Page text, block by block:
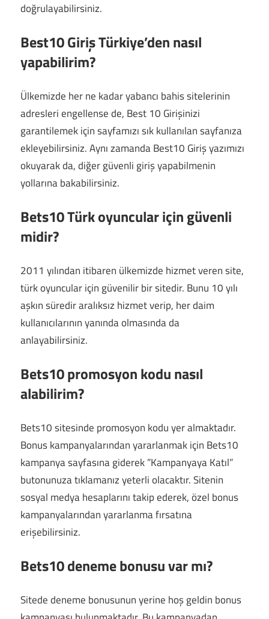
doğrulayabilirsiniz.
Best10 Giriş Türkiye’den nasıl
yapabilirim?
Ülkemizde her ne kadar yabancı bahis sitelerinin
adresleri engellense de, Best 10 Girişinizi
garantilemek için sayfamızı sık kullanılan sayfanıza
ekleyebilirsiniz. Aynı zamanda Best10 Giriş yazımızı
okuyarak da, diğer güvenli giriş yapabilmenin
yollarına bakabilirsiniz.
Bets10 Türk oyuncular için güvenli
midir?
2011 yılından itibaren ülkemizde hizmet veren site,
türk oyuncular için güvenilir bir sitedir. Bunu 10 yılı
aşkın süredir aralıksız hizmet verip, her daim
kullanıcılarının yanında olmasında da
anlayabilirsiniz.
Bets10 promosyon kodu nasıl
alabilirim?
Bets10 sitesinde promosyon kodu yer almaktadır.
Bonus kampanyalarından yararlanmak için Bets10
kampanya sayfasına giderek ”Kampanyaya Katıl”
butonunuza tıklamanız yeterli olacaktır. Sitenin
sosyal medya hesaplarını takip ederek, özel bonus
kampanyalarından yararlanma fırsatına
erişebilirsiniz.
Bets10 deneme bonusu var mı?
Sitede deneme bonusunun yerine hoş geldin bonus